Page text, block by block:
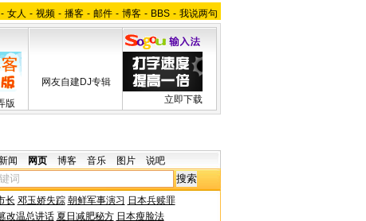
- 女人 - 视频 - 播客 - 邮件 - 博客 - BBS - 我说两句
版
网友自建DJ专辑
立即下载
闻 网页 博客 音乐 图片 说吧
长 邓玉娇失踪 朝鲜军事演习 日本兵赎罪
改温总讲话 夏日减肥秘方 日本瘦脸法